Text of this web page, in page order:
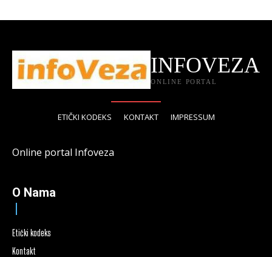
INFOVEZA
ONLINE PORTAL
ETIČKI KODEKS KONTAKT IMPRESSUM
Online portal Infoveza
O Nama
Etički kodeks
Kontakt